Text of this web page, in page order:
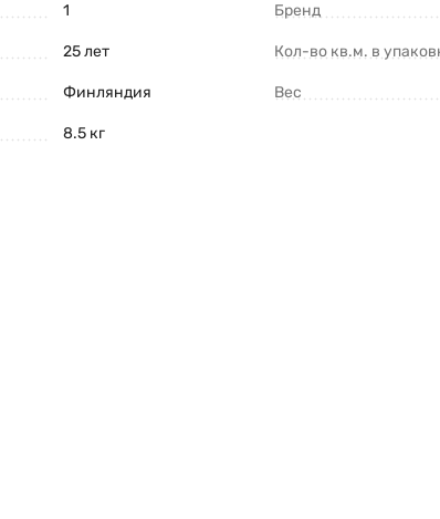
1
25 лет
Финляндия
8.5 кг
Бренд
Кол-во кв.м. в
Вес